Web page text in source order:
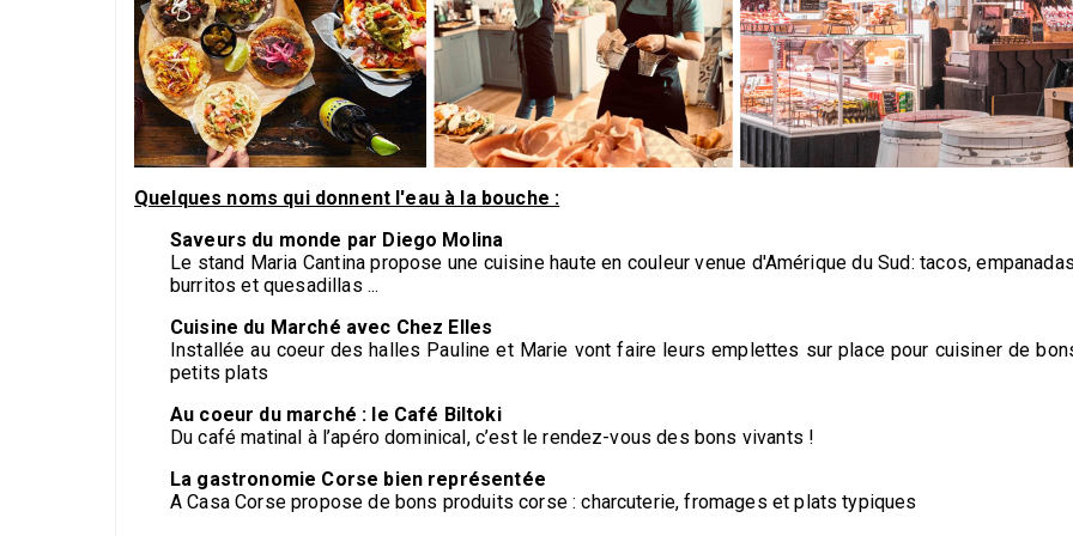
Quelques noms qui donnent l'eau à la bouche :
Saveurs du monde par Diego Molina
Le stand Maria Cantina propose une cuisine haute en couleur venue d'Amérique du Sud: tacos,
burritos et quesadillas ...
Cuisine du Marché avec Chez Elles
Installée au coeur des halles Pauline et Marie vont faire leurs emplettes sur place pour cuisiner de
petits plats
Au coeur du marché : le Café Biltoki
Du café matinal à l’apéro dominical, c’est le rendez-vous des bons vivants !
La gastronomie Corse bien représentée
A Casa Corse propose de bons produits corse : charcuterie, fromages et plats typiques